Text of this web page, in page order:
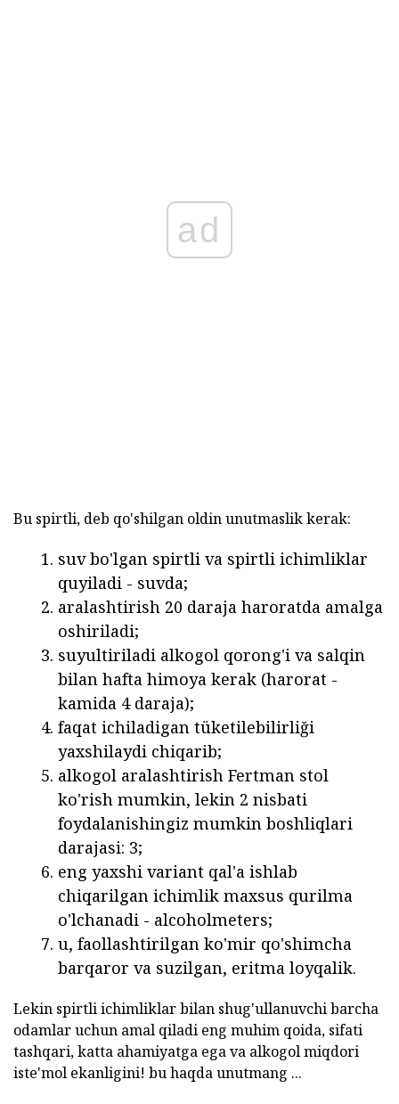
ad
Bu spirtli, deb qo'shilgan oldin unutmaslik kerak:
suv bo'lgan spirtli va spirtli ichimliklar
quyiladi - suvda;
aralashtirish 20 daraja haroratda amalga
oshiriladi;
suyultiriladi alkogol qorong'i va salqin
bilan hafta himoya kerak (harorat -
kamida 4 daraja);
faqat ichiladigan tüketilebilirliği
yaxshilaydi chiqarib;
alkogol aralashtirish Fertman stol
ko'rish mumkin, lekin 2 nisbati
foydalanishingiz mumkin boshliqlari
darajasi: 3;
eng yaxshi variant qal'a ishlab
chiqarilgan ichimlik maxsus qurilma
o'lchanadi - alcoholmeters;
u, faollashtirilgan ko'mir qo'shimcha
barqaror va suzilgan, eritma loyqalik.
Lekin spirtli ichimliklar bilan shug'ullanuvchi barcha
odamlar uchun amal qiladi eng muhim qoida, sifati
tashqari, katta ahamiyatga ega va alkogol miqdori
iste'mol ekanligini! bu haqda unutmang ...